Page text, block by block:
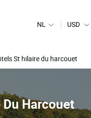
NL USD
St hilaire du harcouet
Harcouet